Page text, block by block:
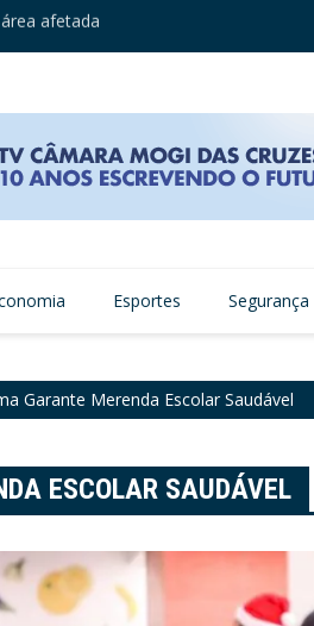
após 15 anos
Esportes Segurança
Garante Merenda Escolar Saudável
ESCOLAR SAUDÁVEL